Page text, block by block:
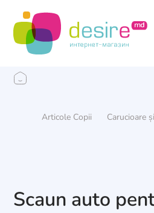
Articole Copii Carucioare
Scaun auto